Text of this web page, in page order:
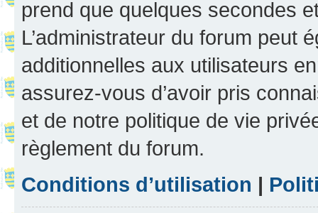
prend que quelques secondes
L’administrateur du forum peut
additionnelles aux utilisateurs
assurez-vous d’avoir pris
et de notre politique de vie
règlement du forum.
Conditions d’utilisation |